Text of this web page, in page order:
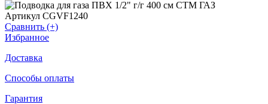
Артикул CGVF1240
Сравнить (+)
Избранное
Доставка
Способы оплаты
Гарантия